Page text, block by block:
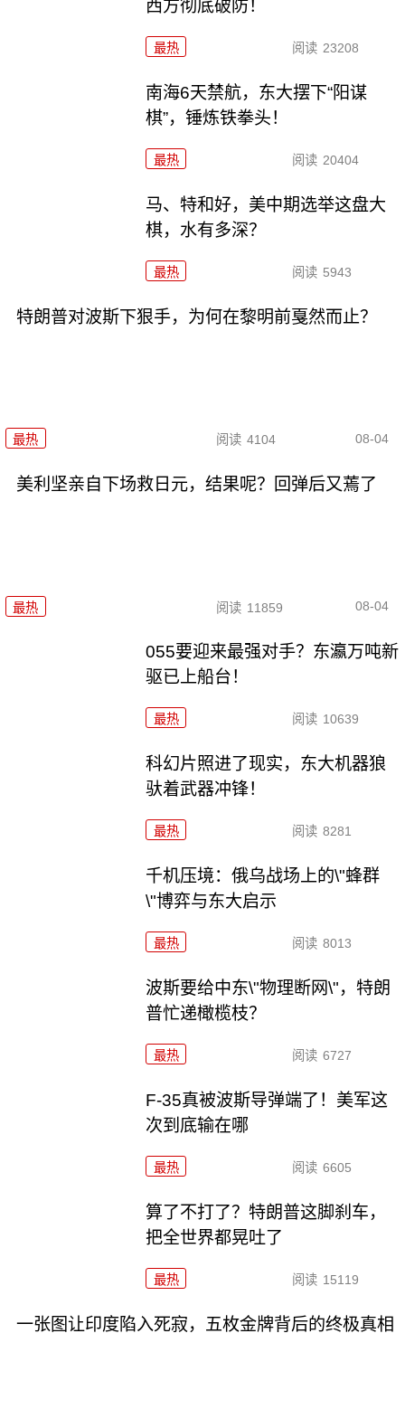
西方彻底破防！
最热 阅读 23208
南海6天禁航，东大摆下“阳谋
棋”，锤炼铁拳头！
最热 阅读 20404
马、特和好，美中期选举这盘大
棋，水有多深？
最热 阅读 5943
特朗普对波斯下狠手，为何在黎明前戛然而止？
最热 阅读 4104 08-04
美利坚亲自下场救日元，结果呢？回弹后又蔫了
最热 阅读 11859 08-04
055要迎来最强对手？东瀛万吨新
驱已上船台！
最热 阅读 10639
科幻片照进了现实，东大机器狼
驮着武器冲锋！
最热 阅读 8281
千机压境：俄乌战场上的\"蜂群
\"博弈与东大启示
最热 阅读 8013
波斯要给中东\"物理断网\"，特朗
普忙递橄榄枝？
最热 阅读 6727
F-35真被波斯导弹端了！美军这
次到底输在哪
最热 阅读 6605
算了不打了？特朗普这脚刹车，
把全世界都晃吐了
最热 阅读 15119
一张图让印度陷入死寂，五枚金牌背后的终极真相